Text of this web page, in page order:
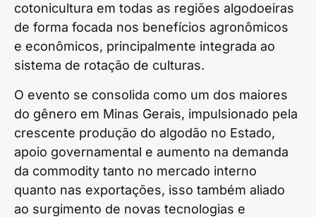
cotonicultura em todas as regiões algodoeiras
de forma focada nos benefícios agronômicos
e econômicos, principalmente integrada ao
sistema de rotação de culturas.
O evento se consolida como um dos maiores
do gênero em Minas Gerais, impulsionado pela
crescente produção do algodão no Estado,
apoio governamental e aumento na demanda
da commodity tanto no mercado interno
quanto nas exportações, isso também aliado
ao surgimento de novas tecnologias e